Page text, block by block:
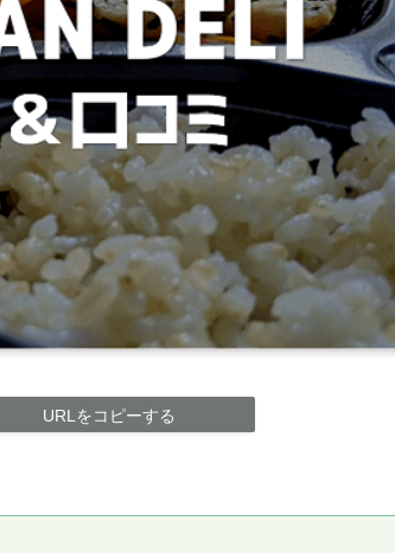
URLをコピーする